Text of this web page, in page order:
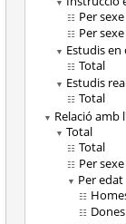
Per
Per sexe
Estudis en
Total
Estudis
Total
Relació amb
Total
Total
Per sexe
Per edat
Dones